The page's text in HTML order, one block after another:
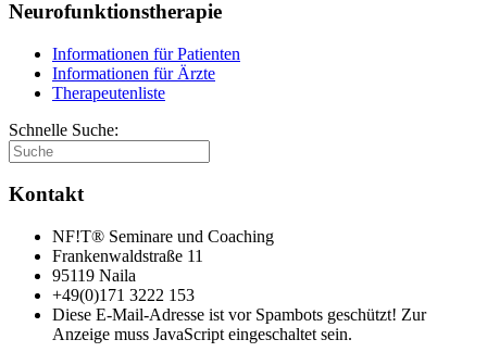
Neurofunktionstherapie
Informationen für Patienten
Informationen für Ärzte
Therapeutenliste
Schnelle Suche:
Kontakt
NF!T® Seminare und Coaching
Frankenwaldstraße 11
95119 Naila
+49(0)171 3222 153
Diese E-Mail-Adresse ist vor Spambots geschützt! Zur
Anzeige muss JavaScript eingeschaltet sein.